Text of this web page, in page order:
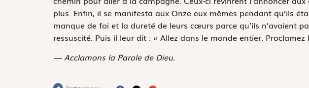
plus. Enfin, il se manifesta aux Onze eux-mêmes pendant qu’ils
manque de foi et la dureté de leurs cœurs parce qu’ils n’avaient
ressuscité. Puis il leur dit : « Allez dans le monde entier.
— Acclamons la Parole de Dieu.